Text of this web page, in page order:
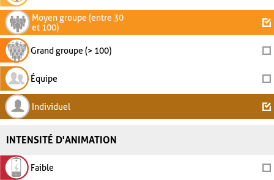
Moyen groupe (entre 30
et 100)
Grand groupe (> 100)
Équipe
Individuel
INTENSITÉ D'ANIMATION
Faible